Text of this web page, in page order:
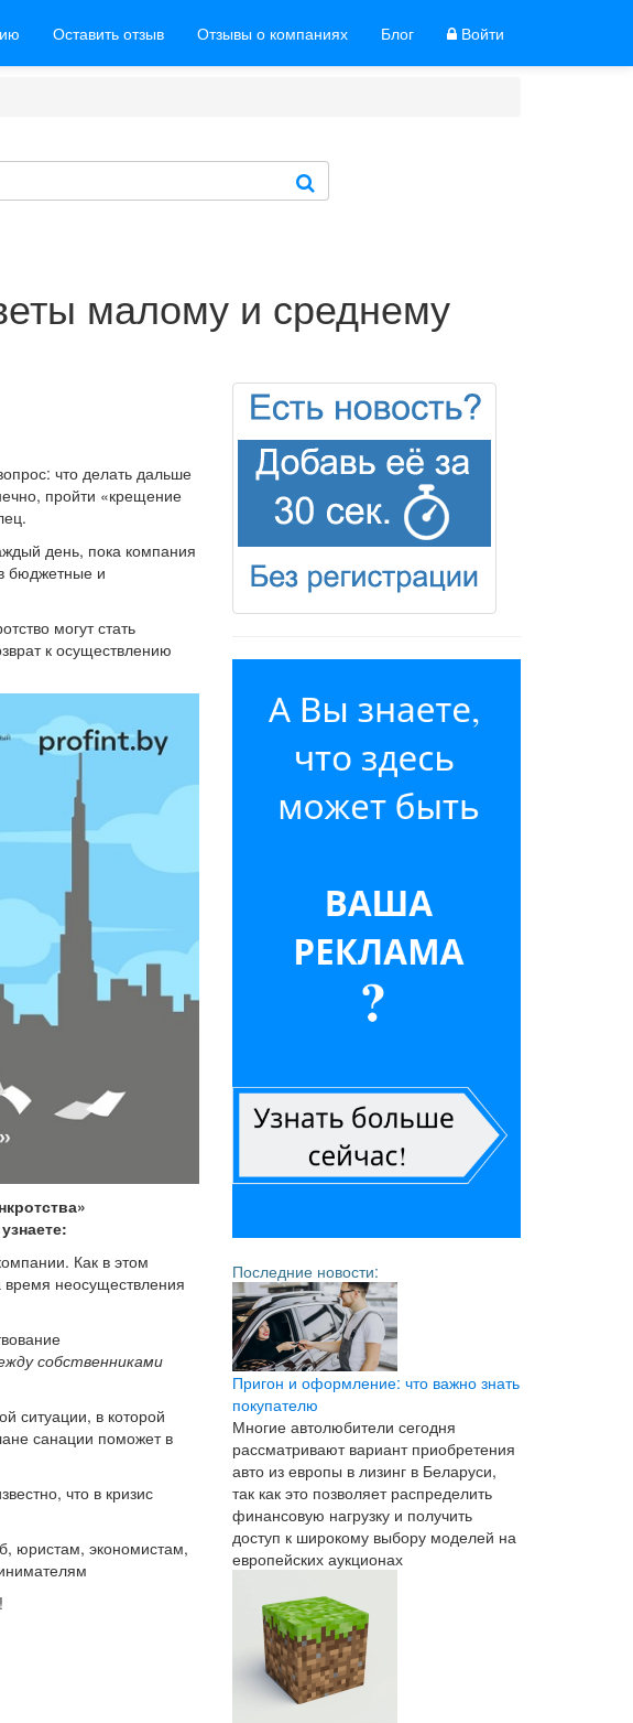
Оставить отзыв Отзывы о компаниях Блог Войти
малому и среднему
что делать дальше
пройти «крещение
день, пока компания
бюджетные и
могут стать
к осуществлению
Как в этом
время неосуществления
собственниками
ситуации, в которой
санации поможет в
что в кризис
юристам, экономистам,
Последние новости:
Пригон и оформление: что важно знать
покупателю
Многие автолюбители сегодня
рассматривают вариант приобретения
авто из европы в лизинг в Беларуси,
так как это позволяет распределить
финансовую нагрузку и получить
доступ к широкому выбору моделей на
европейских аукционах